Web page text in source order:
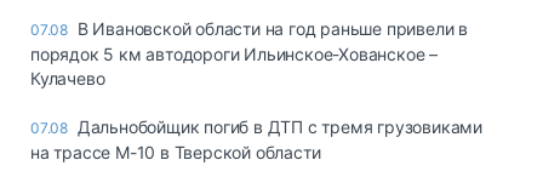
07.08 В Ивановской области на год раньше привели в
порядок 5 км автодороги Ильинское-Хованское –
Кулачево
07.08 Дальнобойщик погиб в ДТП с тремя грузовиками
на трассе М-10 в Тверской области